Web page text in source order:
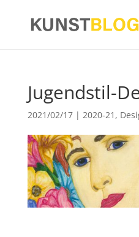
Jugendstil-
2021/02/17| 2020-21 ,